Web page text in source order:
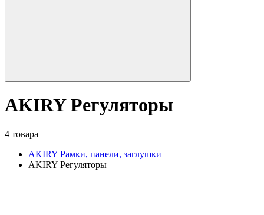
AKIRY Регуляторы
4 товара
AKIRY Рамки, панели, заглушки
AKIRY Регуляторы